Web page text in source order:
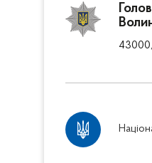
43000,